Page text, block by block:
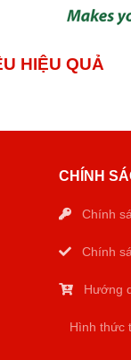
HIỆU QUẢ
CHÍNH
Chính
Chính
Hướng
Hình thức